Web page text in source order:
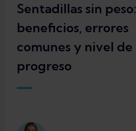
Sentadillas sin peso:
beneficios, errores
comunes y nivel de
progreso